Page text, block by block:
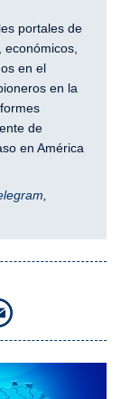
portales de
en el
en la
de
en América